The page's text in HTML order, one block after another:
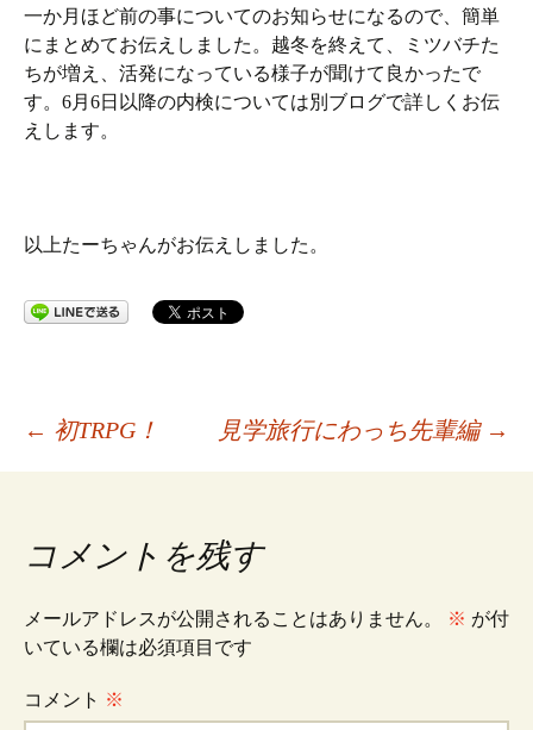
一か月ほど前の事についてのお知らせになるので、簡単
にまとめてお伝えしました。越冬を終えて、ミツバチた
ちが増え、活発になっている様子が聞けて良かったで
す。6月6日以降の内検については別ブログで詳しくお伝
えします。
以上たーちゃんがお伝えしました。
投
ナ
ビ
← 初TRPG！ 見学旅行にわっち先輩編 →
コメントを残す
メールアドレスが公開されることはありません。 ※ が付
いている欄は必須項目です
コメント ※